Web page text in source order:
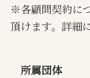
※各顧問契約に
頂けます。詳細
所属団体